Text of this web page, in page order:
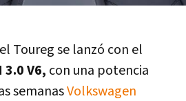
Toureg se lanzó con el
V6, con una potencia
semanasVolkswagen